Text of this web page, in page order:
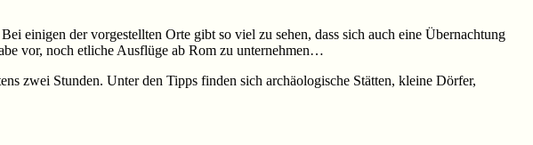
einigen der vorgestellten Orte gibt so viel zu sehen, dass sich auch eine Übernachtung
vor, noch etliche Ausflüge ab Rom zu unternehmen…
zwei Stunden. Unter den Tipps finden sich archäologische Stätten, kleine Dörfer,